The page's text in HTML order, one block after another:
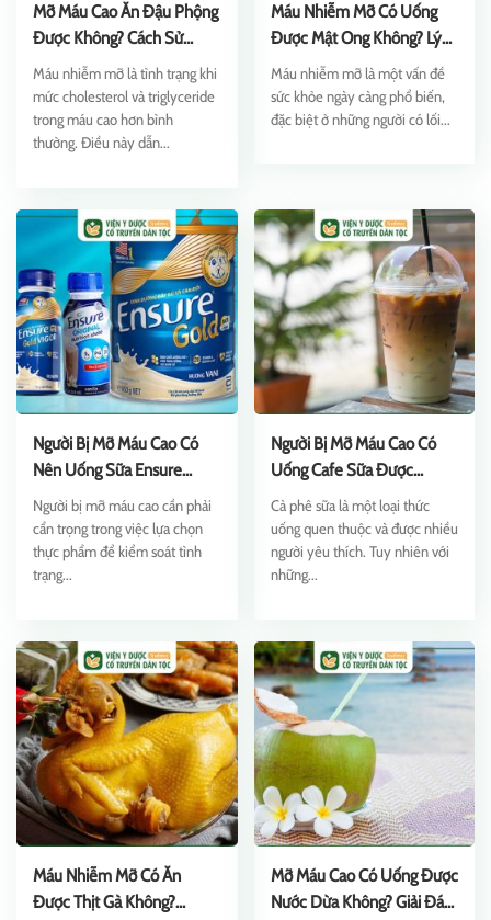
Mỡ Máu Cao Ăn Đậu Phộng
Được Không? Cách Sử
Dụng Hiệu Quả
Máu nhiễm mỡ là tình trạng khi
mức cholesterol và triglyceride
trong máu cao hơn bình
thường. Điều này dẫn...
Máu Nhiễm Mỡ Có Uống
Được Mật Ong Không? Lý
Giải Chi Tiết
Máu nhiễm mỡ là một vấn đề
sức khỏe ngày càng phổ biến,
đặc biệt ở những người có lối...
Người Bị Mỡ Máu Cao Có
Nên Uống Sữa Ensure
Không?
Người bị mỡ máu cao cần phải
cẩn trọng trong việc lựa chọn
thực phẩm để kiểm soát tình
trạng...
Người Bị Mỡ Máu Cao Có
Uống Cafe Sữa Được
Không?
Cà phê sữa là một loại thức
uống quen thuộc và được nhiều
người yêu thích. Tuy nhiên với
những...
Máu Nhiễm Mỡ Có Ăn
Được Thịt Gà Không?
Mỡ Máu Cao Có Uống Được
Nước Dừa Không? Giải Đáp